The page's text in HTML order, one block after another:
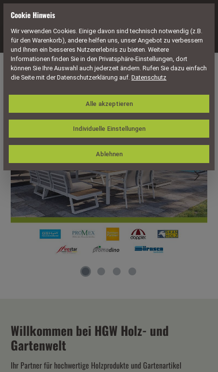
Navigation
Bildergalerie überspringen
Willkommen bei HGW Holz- und
Gartenwelt
Ihr Partner für hochwertige Holzprodukte und Gartenartikel
Cookie Hinweis
Wir verwenden Cookies. Einige davon sind technisch notwendig (z.B.
für den Warenkorb), andere helfen uns, unser Angebot zu verbessern
und Ihnen ein besseres Nutzererlebnis zu bieten. Weitere
Informationen finden Sie in den Privatsphäre-Einstellungen, dort
können Sie Ihre Auswahl auch jederzeit ändern. Rufen Sie dazu einfach
die Seite mit der Datenschutzerklärung auf.Datenschutz
Individuelle Einstellungen
Ablehnen
Alle akzeptieren